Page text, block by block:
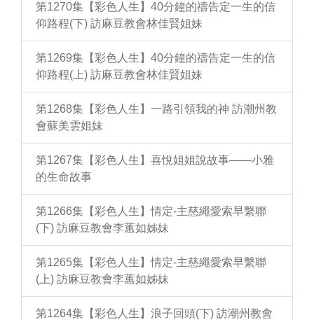
第1270集【彩色人生】40分鐘的禱告定一生的信
仰路程(下) 訪麻豆教會林佳賢姐妹
第1269集【彩色人生】40分鐘的禱告定一生的信
仰路程(上) 訪麻豆教會林佳賢姐妹
第1268集【彩色人生】一路引領我的神 訪潮州教
會蘇美雲姐妹
第1267集【彩色人生】喜悅姐姐說故事——小雅
的生命故事
第1266集【彩色人生】情定-主慈繩愛索早繫聯
(下) 訪麻豆教會李蕙如姊妹
第1265集【彩色人生】情定-主慈繩愛索早繫聯
(上) 訪麻豆教會李蕙如姊妹
第1264集【彩色人生】浪子回頭(下) 訪潮州教會